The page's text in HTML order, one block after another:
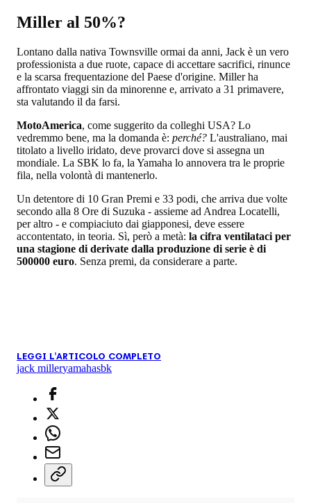
Miller al 50%?
Lontano dalla nativa Townsville ormai da anni, Jack è un vero
professionista a due ruote, capace di accettare sacrifici, rinunce
e la scarsa frequentazione del Paese d'origine. Miller ha
affrontato viaggi sin da minorenne e, arrivato a 31 primavere,
sta valutando il da farsi.
MotoAmerica, come suggerito da colleghi USA? Lo
vedremmo bene, ma la domanda è: perché? L'australiano, mai
titolato a livello iridato, deve provarci dove si assegna un
mondiale. La SBK lo fa, la Yamaha lo annovera tra le proprie
fila, nella volontà di mantenerlo.
Un detentore di 10 Gran Premi e 33 podi, che arriva due volte
secondo alla 8 Ore di Suzuka - assieme ad Andrea Locatelli,
per altro - e compiaciuto dai giapponesi, deve essere
accontentato, in teoria. Sì, però a metà: la cifra ventilataci per
una stagione di derivate dalla produzione di serie è di
500000 euro. Senza premi, da considerare a parte.
LEGGI L'ARTICOLO COMPLETO
jack milleryamahasbk